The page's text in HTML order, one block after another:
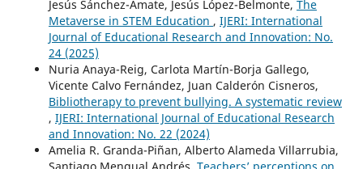
Jesús Sánchez-Amate, Jesús López-Belmonte, The
Metaverse in STEM Education , IJERI: International
Journal of Educational Research and Innovation: No.
24 (2025)
Nuria Anaya-Reig, Carlota Martín-Borja Gallego,
Vicente Calvo Fernández, Juan Calderón Cisneros,
Bibliotherapy to prevent bullying. A systematic review
, IJERI: International Journal of Educational Research
and Innovation: No. 22 (2024)
Amelia R. Granda-Piñan, Alberto Alameda Villarrubia,